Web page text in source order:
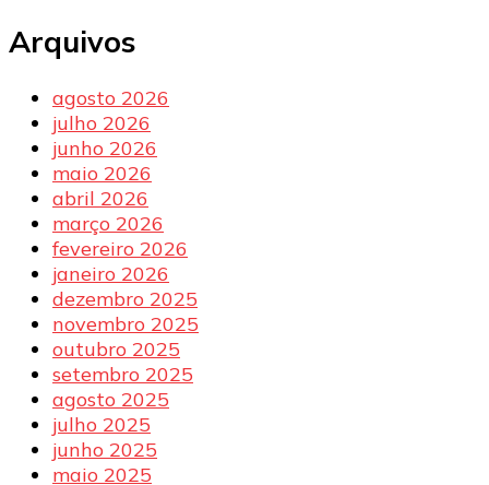
Arquivos
agosto 2026
julho 2026
junho 2026
maio 2026
abril 2026
março 2026
fevereiro 2026
janeiro 2026
dezembro 2025
novembro 2025
outubro 2025
setembro 2025
agosto 2025
julho 2025
junho 2025
maio 2025